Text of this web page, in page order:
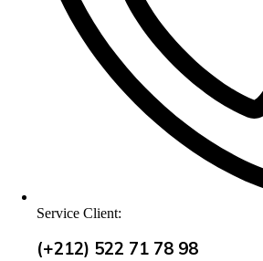
Service Client:
(+212) 522 71 78 98